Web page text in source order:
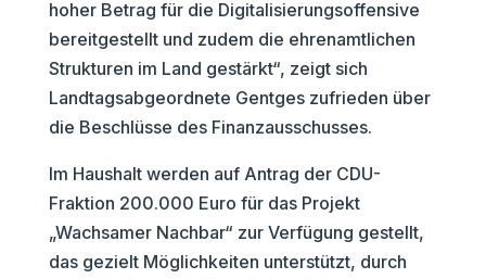
hoher Betrag für die Digitalisierungsoffensive
bereitgestellt und zudem die ehrenamtlichen
Strukturen im Land gestärkt“, zeigt sich
Landtagsabgeordnete Gentges zufrieden über
die Beschlüsse des Finanzausschusses.
Im Haushalt werden auf Antrag der CDU-
Fraktion 200.000 Euro für das Projekt
„Wachsamer Nachbar“ zur Verfügung gestellt,
das gezielt Möglichkeiten unterstützt, durch